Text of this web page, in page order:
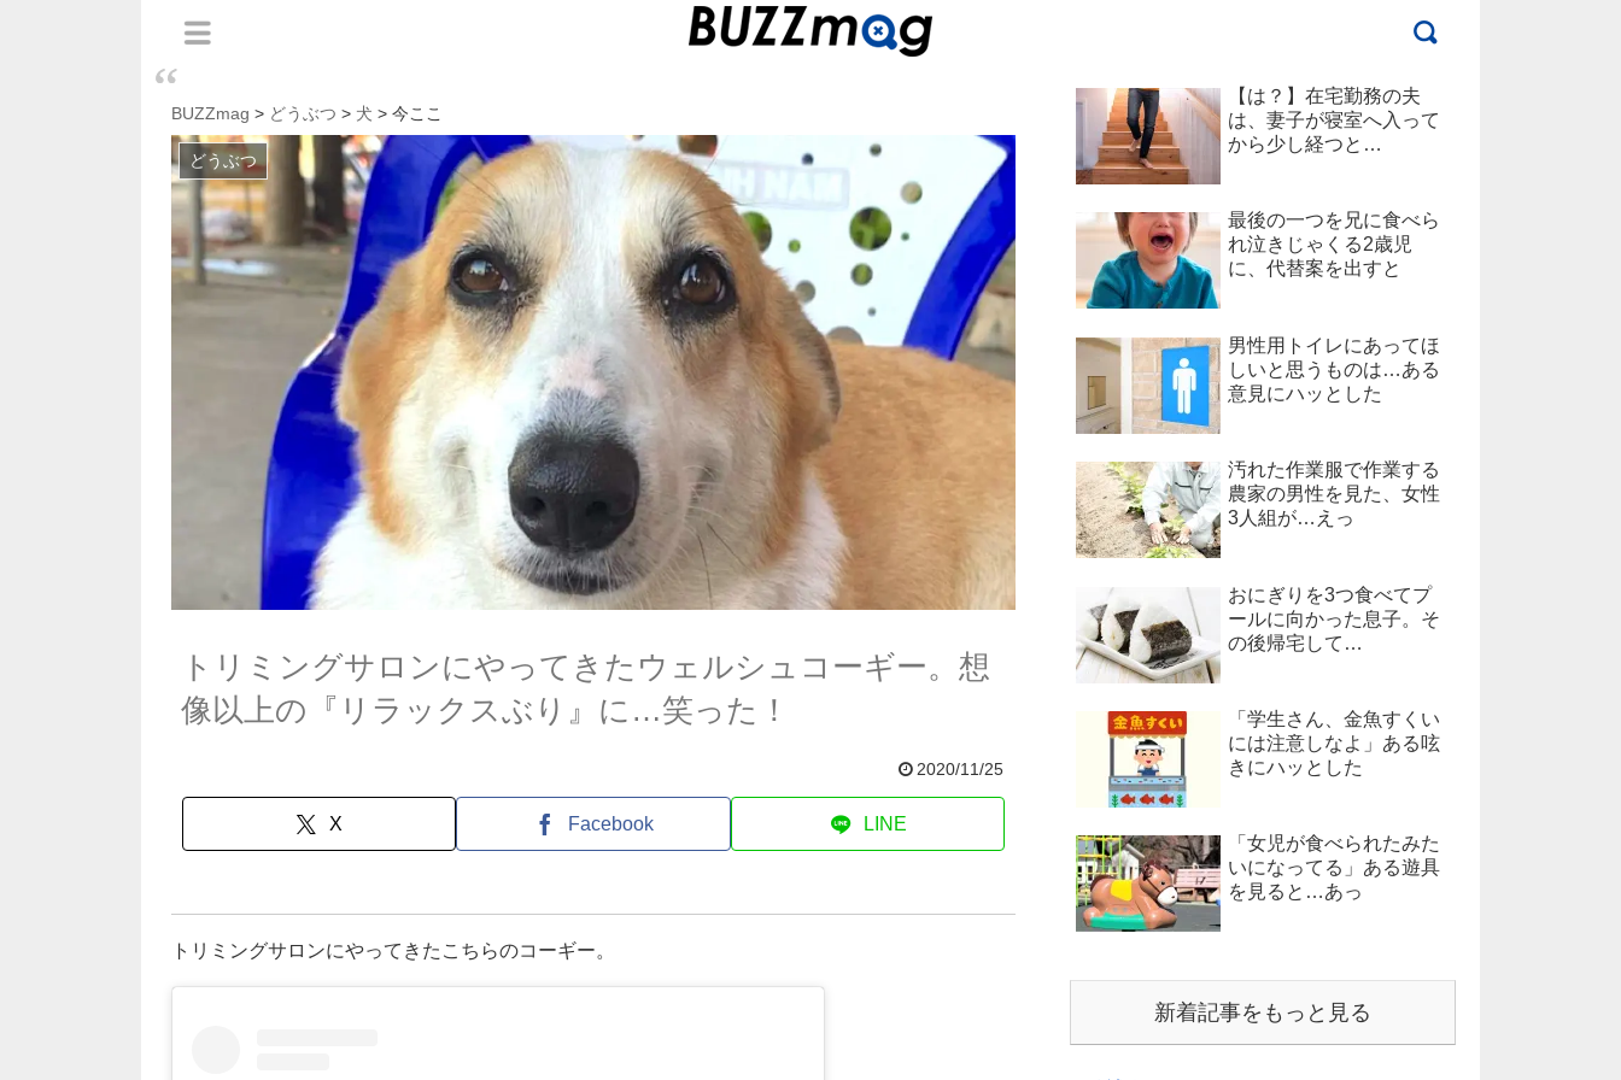
BUZZmag > どうぶつ > 犬 > 今ここ
どうぶつ
トリミングサロンにやってきたウェルシュコーギー。想
像以上の『リラックスぶり』に…笑った！
2020/11/25
X Facebook LINE
トリミングサロンにやってきたこちらのコーギー。
【は？】在宅勤務の夫
は、妻子が寝室へ入って
から少し経つと…
最後の一つを兄に食べら
れ泣きじゃくる2歳児
に、代替案を出すと
男性用トイレにあってほ
しいと思うものは…ある
意見にハッとした
汚れた作業服で作業する
農家の男性を見た、女性
3人組が…えっ
おにぎりを3つ食べてプ
ールに向かった息子。そ
の後帰宅して…
「学生さん、金魚すくい
には注意しなよ」ある呟
きにハッとした
「女児が食べられたみた
いになってる」ある遊具
を見ると…あっ
新着記事をもっと見る